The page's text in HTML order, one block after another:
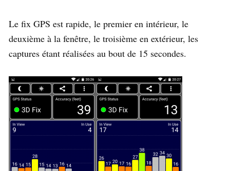
Le fix GPS est rapide, le premier en intérieur, le
deuxième à la fenêtre, le troisième en extérieur, les
captures étant réalisées au bout de 15 secondes.